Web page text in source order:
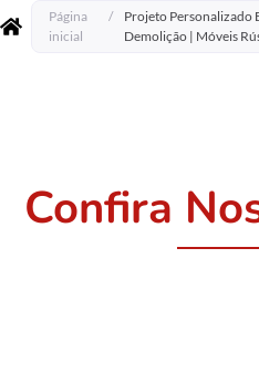
Página
inicial
/
Projeto Personalizado
Demolição | Móveis
Confira